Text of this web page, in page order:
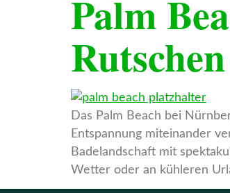
Palm
Das Palm Beach bei
Entspannung miteinander
Badelandschaft mit
Wetter oder an kühleren